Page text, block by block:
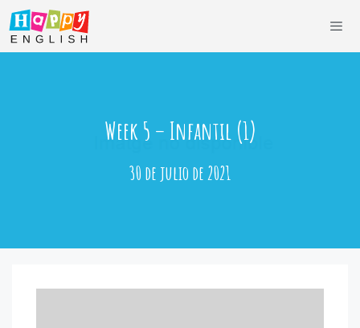
Saltar
contenido
Week 5 – Infantil (1)
30 de julio de 2021